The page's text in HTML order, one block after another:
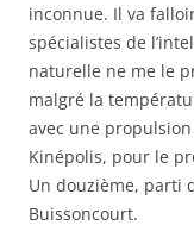
inconnue. Il va
spécialistes de
naturelle ne me le
malgré la
avec une propulsion
Kinépolis, pour le
Un douzième, parti
Buissoncourt.